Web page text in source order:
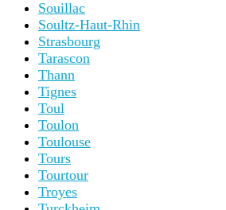
Souillac
Soultz-Haut-Rhin
Strasbourg
Tarascon
Thann
Tignes
Toul
Toulon
Toulouse
Tours
Tourtour
Troyes